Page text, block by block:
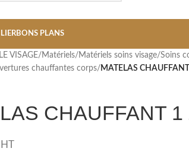
BONS PLANS
VISAGE/ Matériels/ Matériels soins visage/Soins
chauffantes corps/ MATELAS
CHAUFFANT
HT